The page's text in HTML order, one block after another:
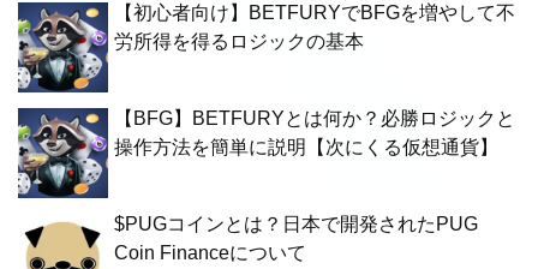
【初心者向け】BETFURYでBFGを増やして不
労所得を得るロジックの基本
【BFG】BETFURYとは何か？必勝ロジックと
操作方法を簡単に説明【次にくる仮想通貨】
$PUGコインとは？日本で開発されたPUG
Coin Financeについて